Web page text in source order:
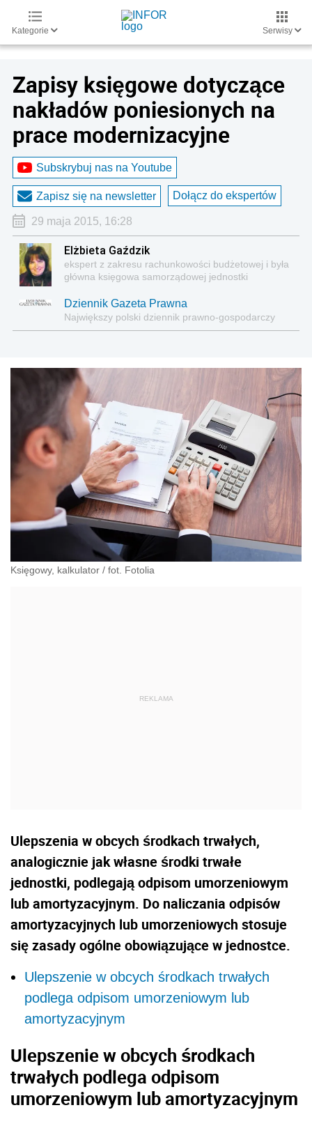
Kategorie Serwisy
Zapisy księgowe dotyczące
nakładów poniesionych na
prace modernizacyjne
Subskrybuj nas na Youtube
Zapisz się na newsletter Dołącz do ekspertów
29 maja 2015, 16:28
Elżbieta Gaździk
ekspert z zakresu rachunkowości budżetowej i była
główna księgowa samorządowej jednostki
Dziennik Gazeta Prawna
Największy polski dziennik prawno-gospodarczy
Księgowy, kalkulator / fot. Fotolia
Ulepszenia w obcych środkach trwałych,
analogicznie jak własne środki trwałe
jednostki, podlegają odpisom umorzeniowym
lub amortyzacyjnym. Do naliczania odpisów
amortyzacyjnych lub umorzeniowych stosuje
się zasady ogólne obowiązujące w jednostce.
Ulepszenie w obcych środkach trwałych
podlega odpisom umorzeniowym lub
amortyzacyjnym
Ulepszenie w obcych środkach
trwałych podlega odpisom
umorzeniowym lub amortyzacyjnym